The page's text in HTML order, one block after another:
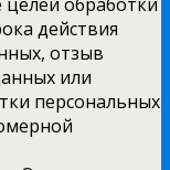
действия
отзыв
или
персональных